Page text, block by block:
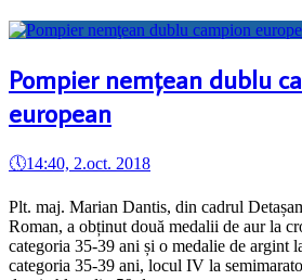
Pompier nemţean dublu
european
🕔14:40, 2.oct. 2018
Plt. maj. Marian Dantis, din cadrul
Roman, a obținut două medalii de aur la
categoria 35-39 ani și o medalie de argint
categoria 35-39 ani, locul IV la